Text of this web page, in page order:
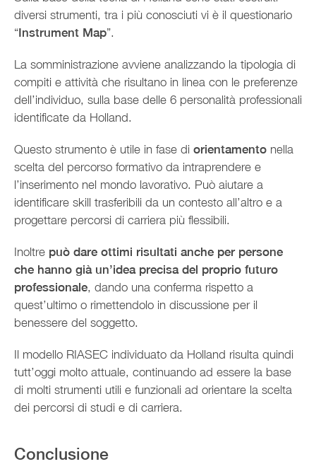
diversi strumenti, tra i più conosciuti vi è il questionario
“Instrument Map”.
La somministrazione avviene analizzando la tipologia di
compiti e attività che risultano in linea con le preferenze
dell’individuo, sulla base delle 6 personalità professionali
identificate da Holland.
Questo strumento è utile in fase di orientamento nella
scelta del percorso formativo da intraprendere e
l’inserimento nel mondo lavorativo. Può aiutare a
identificare skill trasferibili da un contesto all’altro e a
progettare percorsi di carriera più flessibili.
Inoltre può dare ottimi risultati anche per persone
che hanno già un’idea precisa del proprio futuro
professionale, dando una conferma rispetto a
quest’ultimo o rimettendolo in discussione per il
benessere del soggetto.
Il modello RIASEC individuato da Holland risulta quindi
tutt’oggi molto attuale, continuando ad essere la base
di molti strumenti utili e funzionali ad orientare la scelta
dei percorsi di studi e di carriera.
Conclusione